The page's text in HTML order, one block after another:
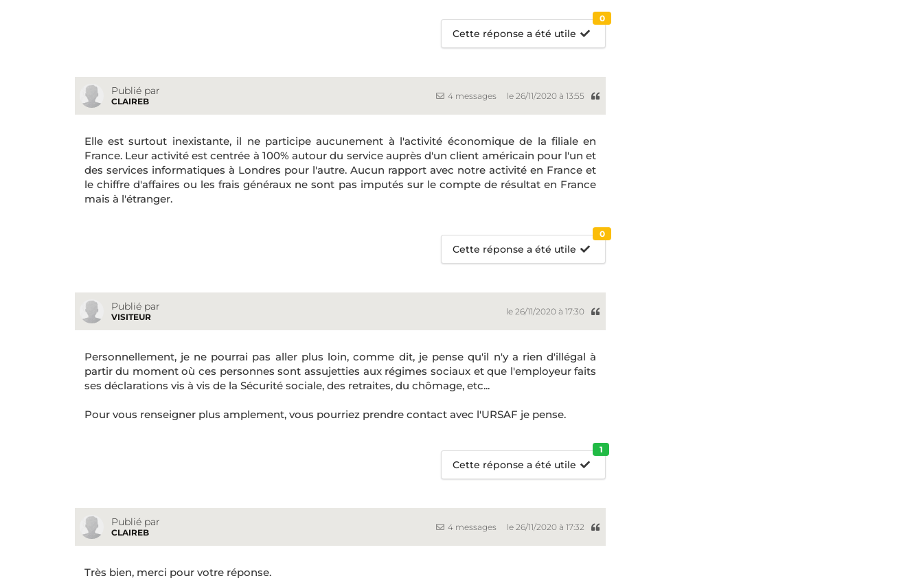
Cette réponse a été utile
0
Publié par
CLAIREB
4 messages le 26/11/2020 à 13:55
Elle est surtout inexistante, il ne participe aucunement à l'activité économique de la filiale en
France. Leur activité est centrée à 100% autour du service auprès d'un client américain pour l'un et
des services informatiques à Londres pour l'autre. Aucun rapport avec notre activité en France et
le chiffre d'affaires ou les frais généraux ne sont pas imputés sur le compte de résultat en France
mais à l'étranger.
Cette réponse a été utile
0
Publié par
VISITEUR
le 26/11/2020 à 17:30
Personnellement, je ne pourrai pas aller plus loin, comme dit, je pense qu'il n'y a rien d'illégal à
partir du moment où ces personnes sont assujetties aux régimes sociaux et que l'employeur faits
ses déclarations vis à vis de la Sécurité sociale, des retraites, du chômage, etc...
Pour vous renseigner plus amplement, vous pourriez prendre contact avec l'URSAF je pense.
Cette réponse a été utile
1
Publié par
CLAIREB
4 messages le 26/11/2020 à 17:32
Très bien, merci pour votre réponse.